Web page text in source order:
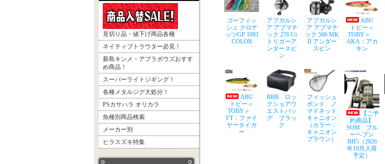
見切り品・値下げ商品各種
ネイティブトラウター必見！
新島キンメ・アブラボウズおすす
め商品！
スーパーライトジギング！
各種メタルジグ大処分！
PSカサハラ オリカラ
魚種別商品検索
メーカー別
ヒラスズキ特集
ゴーフィッ
シュ クロナ
ッツGP 1091
COLOR
アブガルシ
ア アブマチ
ック 276 Ui
トリガーア
ンダースピ
ン
アブガルシ
ア アブマチ
ック 506 MK
II アンダー
スピン
ABU
トビー＜
TOBY＞
AKA：アカ
キン
ABU
トビー＜
TOBY＞
FT：ファイ
ヤータイガ
ー
RBB ロッ
クショアウ
エストバッ
グ ブラッ
ク
フィッシュ
ポンド ノ
マドネット
キャニオン
（カラー：
キャニオン
ブラウン）
【ご予
約商品】
SOM ブル
ーヘブン
BH5（2026
年10月入荷
予定）